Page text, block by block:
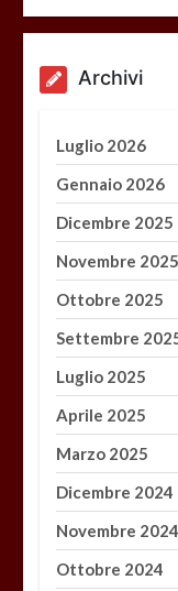
Archivi
Luglio 2026
Gennaio 2026
Dicembre 2025
Novembre 2025
Ottobre 2025
Settembre
Luglio 2025
Aprile 2025
Marzo 2025
Dicembre 2024
Novembre 2024
Ottobre 2024